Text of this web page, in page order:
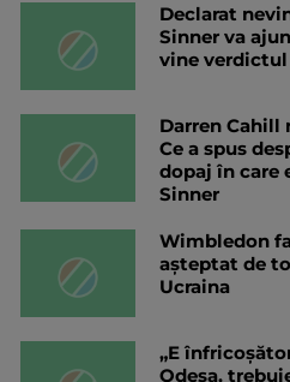
Declarat
Sinner va
vine
Darren Cahill
Ce a spus
dopaj în care
Sinner
Wimbledon
așteptat de
Ucraina
„E
Odesa,